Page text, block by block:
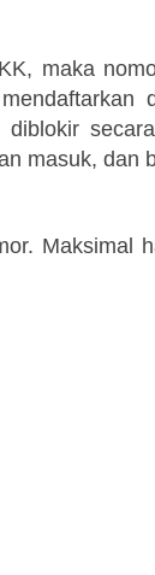
maka
masuk, dan
Maksimal